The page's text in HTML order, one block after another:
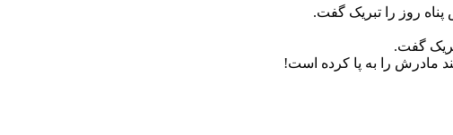
روز را تبریک گفت.
گفت.
مادرش را به پا کرده است!